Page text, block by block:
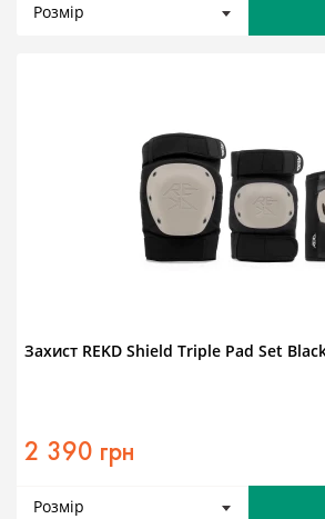
Розмір
Захист REKD Shield Triple Pad Set
2 390 грн
Розмір